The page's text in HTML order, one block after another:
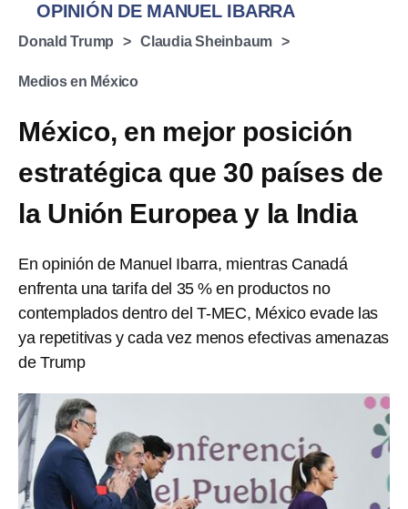
OPINIÓN DE MANUEL IBARRA
Donald Trump Claudia Sheinbaum
Medios en México
México, en mejor posición
estratégica que 30 países de
la Unión Europea y la India
En opinión de Manuel Ibarra, mientras Canadá
enfrenta una tarifa del 35 % en productos no
contemplados dentro del T-MEC, México evade las
ya repetitivas y cada vez menos efectivas amenazas
de Trump